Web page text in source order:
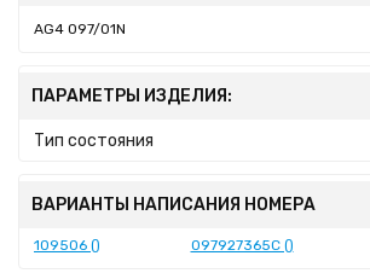
AG4 097/01N
ПАРАМЕТРЫ ИЗДЕЛИЯ:
Тип состояния
ВАРИАНТЫ НАПИСАНИЯ НОМЕРА
109506 () 097927365C ()